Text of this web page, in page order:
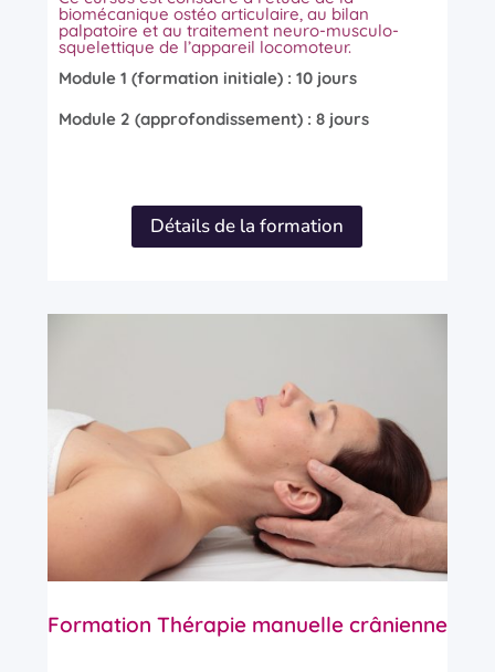
biomécanique ostéo articulaire, au bilan
palpatoire et au traitement neuro-musculo-
squelettique de l’appareil locomoteur.
Module 1 (formation initiale) : 10 jours
Module 2 (approfondissement) : 8 jours
Détails de la formation
Formation Thérapie manuelle crânienne